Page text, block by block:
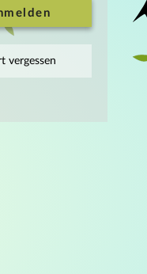
vergessen